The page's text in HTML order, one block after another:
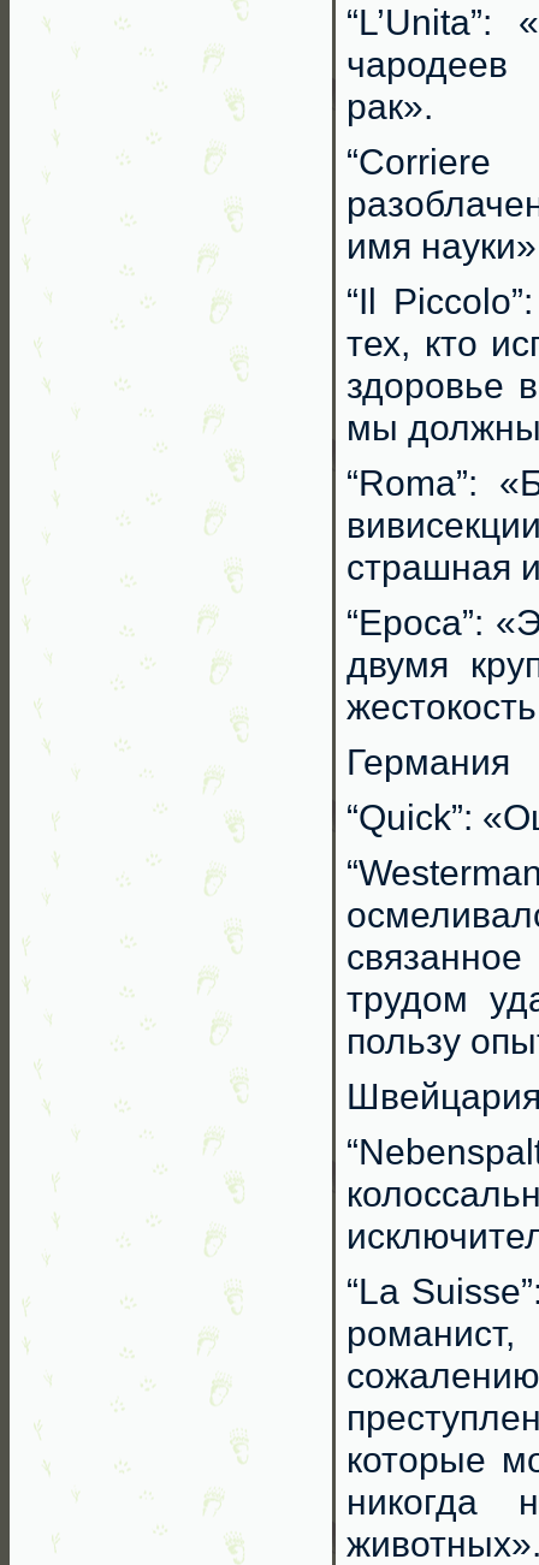
“L’Unita”:
рак».
имя
“Il
тех, кто
здоровье
мы должны
“Roma”:
страшная
“Epoca”:
двумя
Германия
“Quick”:
трудом
пользу
“La
которые
никогда